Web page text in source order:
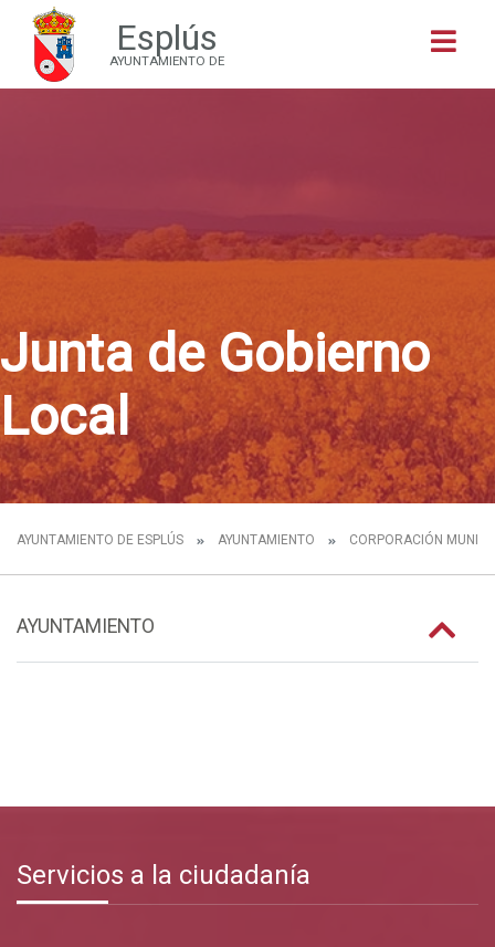
Esplús
AYUNTAMIENTO DE
Junta de Gobierno
Local
AYUNTAMIENTO DE ESPLÚS AYUNTAMIENTO CORPORACIÓN
AYUNTAMIENTO
Servicios a la ciudadanía